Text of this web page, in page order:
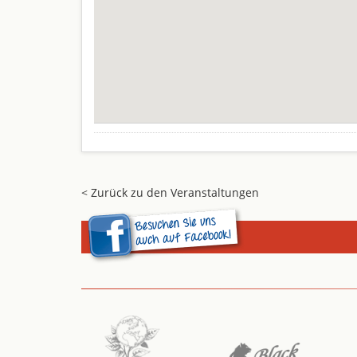
< Zurück zu den Veranstaltungen